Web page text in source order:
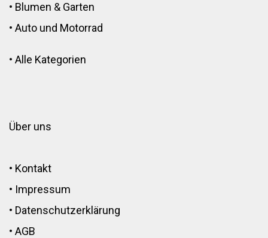
• Blumen & Garten
• Auto und Motorrad
• Alle Kategorien
Über uns
• Kontakt
• Impressum
• Datenschutzerklärung
• AGB